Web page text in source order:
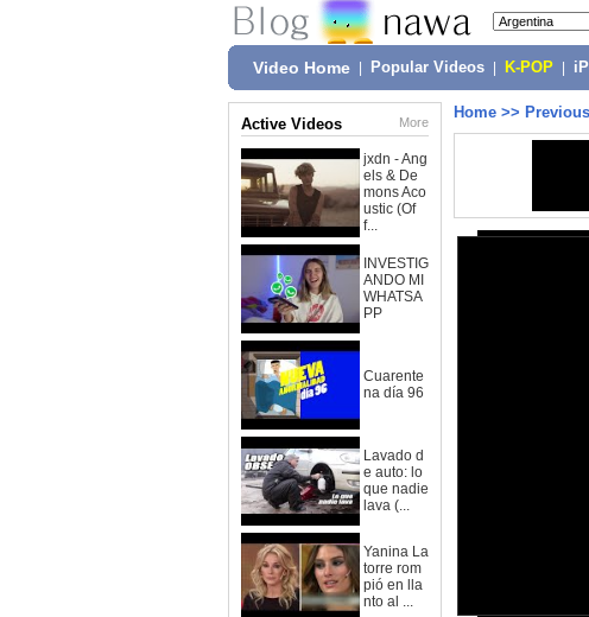
Video Home Popular Videos K-POP
Active Videos More
jxdn - Ang
els & De
mons Aco
ustic (Of
f...
INVESTIG
ANDO MI
WHATSA
PP
Cuarente
na día 96
Lavado d
e auto: lo
que nadie
lava (...
Yanina La
torre rom
pió en lla
nto al ...
Home >>